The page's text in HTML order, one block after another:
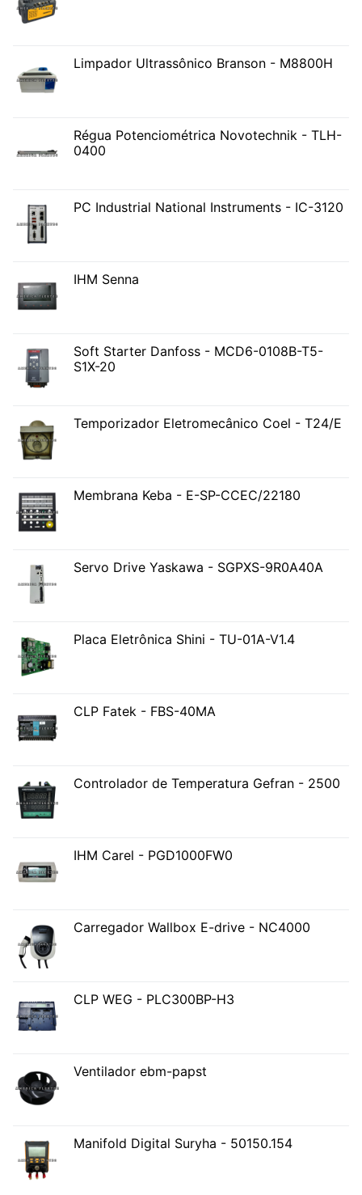
Limpador Ultrassônico Branson - M8800H
Régua Potenciométrica Novotechnik - TLH-
0400
PC Industrial National Instruments - IC-3120
IHM Senna
Soft Starter Danfoss - MCD6-0108B-T5-
S1X-20
Temporizador Eletromecânico Coel - T24/E
Membrana Keba - E-SP-CCEC/22180
Servo Drive Yaskawa - SGPXS-9R0A40A
Placa Eletrônica Shini - TU-01A-V1.4
CLP Fatek - FBS-40MA
Controlador de Temperatura Gefran - 2500
IHM Carel - PGD1000FW0
Carregador Wallbox E-drive - NC4000
CLP WEG - PLC300BP-H3
Ventilador ebm-papst
Manifold Digital Suryha - 50150.154